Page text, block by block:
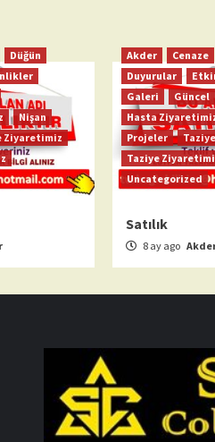
Düğün
Nişan
Ziyaretimiz
Akder Cenaze
Duyurular
Galeri
Güncel
Hasta
Projeler
Taziye
Uncategorized
Satılık
8 ay ago